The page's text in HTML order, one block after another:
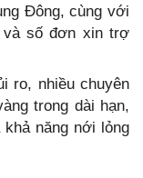
Đông, cùng với
số đơn xin trợ
ro, nhiều chuyên
trong dài hạn,
năng nới lỏng